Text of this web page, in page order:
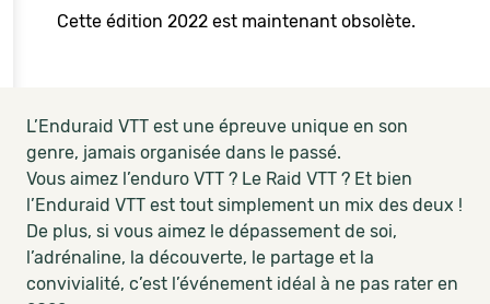
Cette édition 2022 est maintenant obsolète.
L’Enduraid VTT est une épreuve unique en son
genre, jamais organisée dans le passé.
Vous aimez l’enduro VTT ? Le Raid VTT ? Et bien
l’Enduraid VTT est tout simplement un mix des deux !
De plus, si vous aimez le dépassement de soi,
l’adrénaline, la découverte, le partage et la
convivialité, c’est l’événement idéal à ne pas rater en